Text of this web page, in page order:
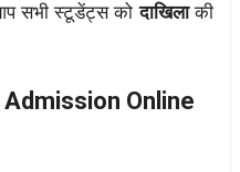
आप सभी स्टूडेंट्स कोदाखिलाकी
Admission Online